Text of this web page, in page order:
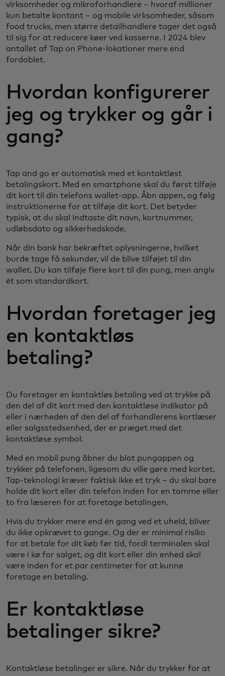
virksomheder og mikroforhandlere – hvoraf millioner
kun betalte kontant – og mobile virksomheder, såsom
food trucks, men større detailhandlere tager det også
til sig for at reducere køer ved kasserne. I 2024 blev
antallet af Tap on Phone-lokationer mere end
fordoblet.
Hvordan konfigurerer
jeg og trykker og går i
gang?
Tap and go er automatisk med et kontaktløst
betalingskort. Med en smartphone skal du først tilføje
dit kort til din telefons wallet-app. Åbn appen, og følg
instruktionerne for at tilføje dit kort. Det betyder
typisk, at du skal indtaste dit navn, kortnummer,
udløbsdato og sikkerhedskode.
Når din bank har bekræftet oplysningerne, hvilket
burde tage få sekunder, vil de blive tilføjet til din
wallet. Du kan tilføje flere kort til din pung, men angiv
ét som standardkort.
Hvordan foretager jeg
en kontaktløs
betaling?
Du foretager en kontaktløs betaling ved at trykke på
den del af dit kort med den kontaktløse indikator på
eller i nærheden af den del af forhandlerens kortlæser
eller salgsstedsenhed, der er præget med det
kontaktløse symbol.
Med en mobil pung åbner du blot pungappen og
trykker på telefonen, ligesom du ville gøre med kortet.
Tap-teknologi kræver faktisk ikke et tryk – du skal bare
holde dit kort eller din telefon inden for en tomme eller
to fra læseren for at foretage betalingen.
Hvis du trykker mere end én gang ved et uheld, bliver
du ikke opkrævet to gange. Og der er minimal risiko
for at betale for dit køb før tid, fordi terminalen skal
være i kø for salget, og dit kort eller din enhed skal
være inden for et par centimeter for at kunne
foretage en betaling.
Er kontaktløse
betalinger sikre?
Kontaktløse betalinger er sikre. Når du trykker for at